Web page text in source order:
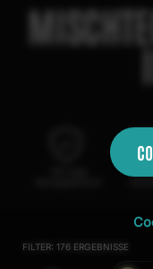
FILTER: 176 ERGEBNISSE